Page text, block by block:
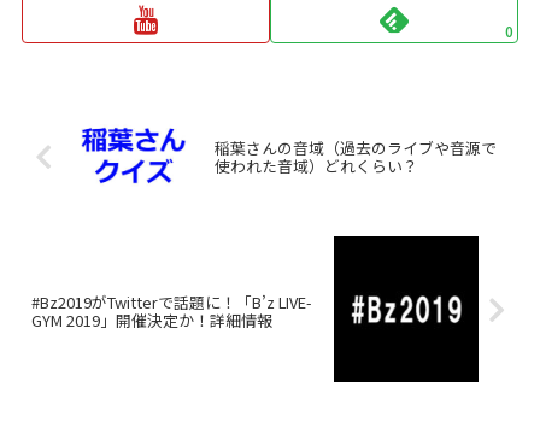
0
稲葉さんの音域（過去のライブや音源で
使われた音域）どれくらい？
#Bz2019がTwitterで話題に！「B’z LIVE-
GYM 2019」開催決定か！詳細情報